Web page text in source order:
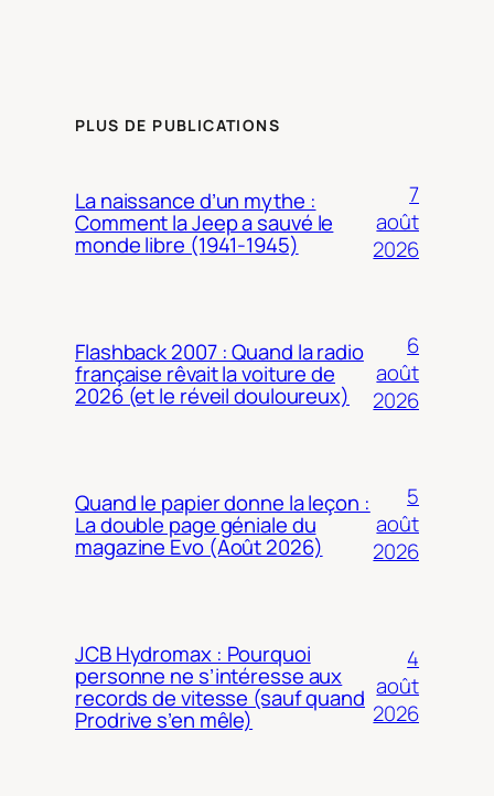
PLUS DE PUBLICATIONS
La naissance d’un mythe :
Comment la Jeep a sauvé le
monde libre (1941-1945)
7
août
2026
Flashback 2007 : Quand la radio
française rêvait la voiture de
2026 (et le réveil douloureux)
6
août
2026
Quand le papier donne la leçon :
La double page géniale du
magazine Evo (Août 2026)
5
août
2026
JCB Hydromax : Pourquoi
personne ne s’intéresse aux
records de vitesse (sauf quand
Prodrive s’en mêle)
4
août
2026